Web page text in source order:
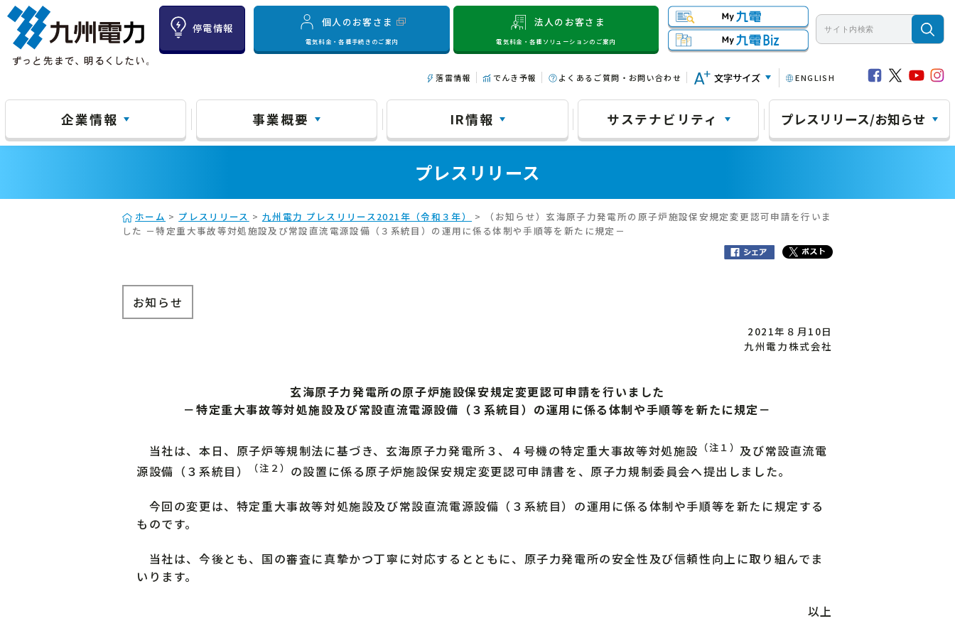
停電情報
個人のお客さま
電気料金・各種手続きのご案内
法人のお客さま
電気料金・各種ソリューションのご案内
落雷情報 でんき予報 よくあるご質問・お問い合わせ 文字サイズ ENGLISH
企業情報 事業概要 IR情報 サステナビリティ プレスリリース/お知らせ
プレスリリース
ホーム > プレスリリース > 九州電力 プレスリリース2021年（令和３年）
> （お知らせ）玄海原子力発電所の原子炉施設保安規定変更認可申請を行いま
した －特定重大事故等対処施設及び常設直流電源設備（３系統目）の運用に係る体制や手順等を新たに規定－
お知らせ
2021年８月10日
九州電力株式会社
玄海原子力発電所の原子炉施設保安規定変更認可申請を行いました
－特定重大事故等対処施設及び常設直流電源設備（３系統目）の運用に係る体制や手順等を新たに規定－
当社は、本日、原子炉等規制法に基づき、玄海原子力発電所３、４号機の特定重大事故等対処施設 （注１） 及び常設直流電
源設備（３系統目）
（注２） の設置に係る原子炉施設保安規定変更認可申請書を、原子力規制委員会へ提出しました。
今回の変更は、特定重大事故等対処施設及び常設直流電源設備（３系統目）の運用に係る体制や手順等を新たに規定する
ものです。
当社は、今後とも、国の審査に真摯かつ丁寧に対応するとともに、原子力発電所の安全性及び信頼性向上に取り組んでま
いります。
以上